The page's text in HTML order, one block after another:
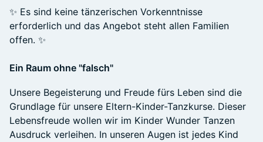
✨ Es sind keine tänzerischen Vorkenntnisse
erforderlich und das Angebot steht allen Familien
offen. ✨
Ein Raum ohne "falsch"
Unsere Begeisterung und Freude fürs Leben sind die
Grundlage für unsere Eltern-Kinder-Tanzkurse. Dieser
Lebensfreude wollen wir im Kinder Wunder Tanzen
Ausdruck verleihen. In unseren Augen ist jedes Kind